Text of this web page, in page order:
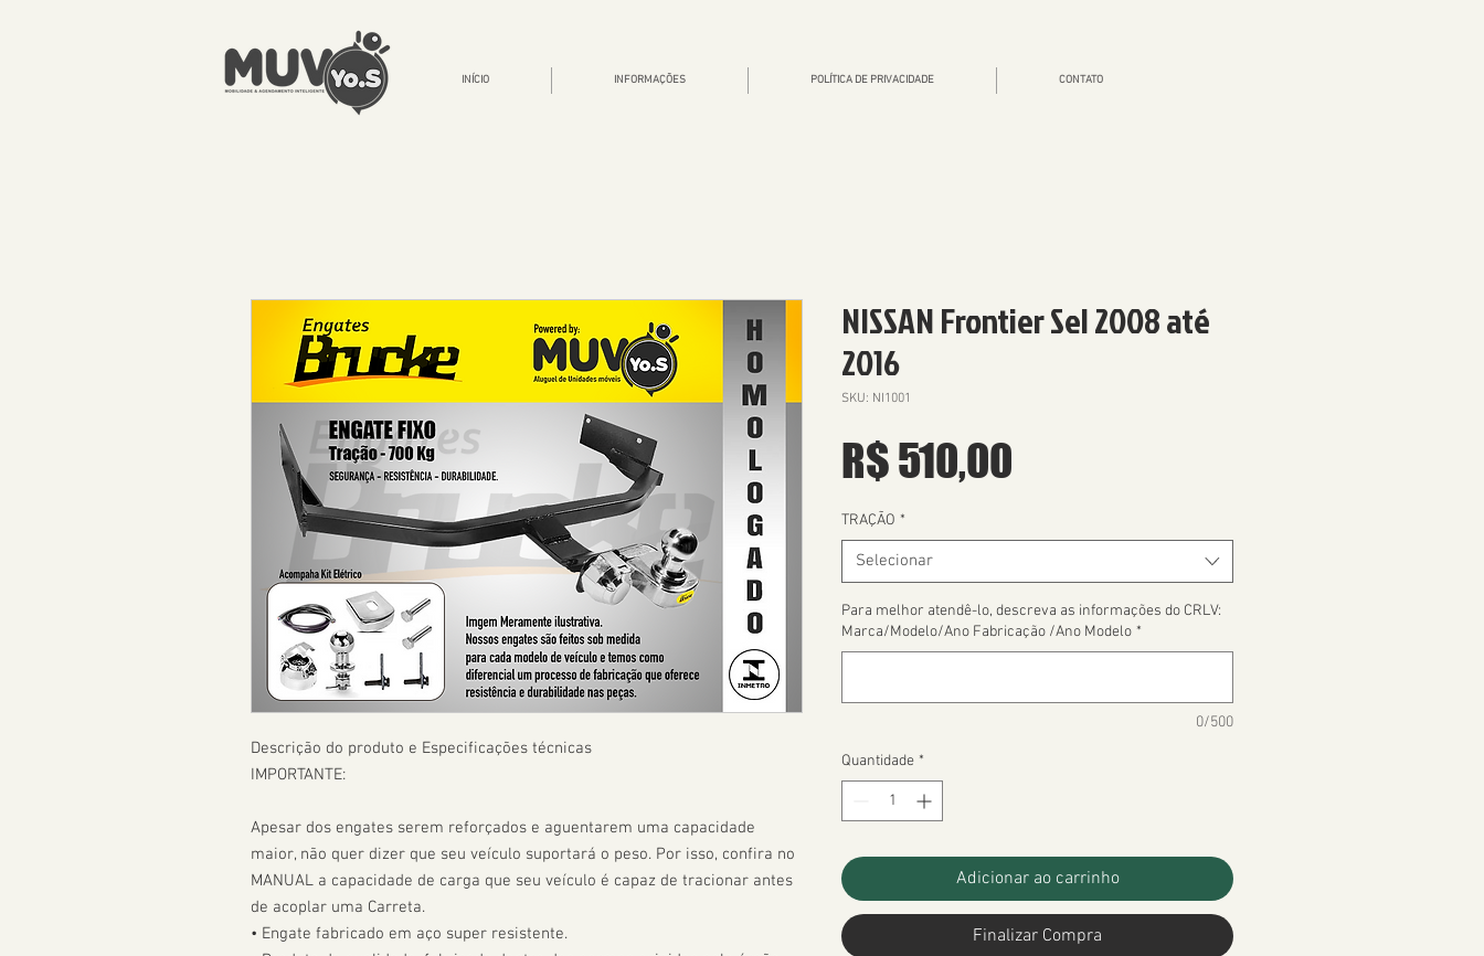
INÍCIO INFORMAÇÕES POLÍTICA DE PRIVACIDADE CONTATO
Descrição do produto e Especificações técnicas
IMPORTANTE:
Apesar dos engates serem reforçados e aguentarem uma capacidade
maior, não quer dizer que seu veículo suportará o peso. Por isso, confira no
MANUAL a capacidade de carga que seu veículo é capaz de tracionar antes
de acoplar uma Carreta.
• Engate fabricado em aço super resistente.
NISSAN Frontier Sel 2008 até
2016
SKU: NI1001
R$ 510,00
TRAÇÃO *
Selecionar
Para melhor atendê-lo, descreva as informações do CRLV:
Marca/Modelo/Ano Fabricação /Ano Modelo *
0/500
Quantidade *
Adicionar ao carrinho
Finalizar Compra